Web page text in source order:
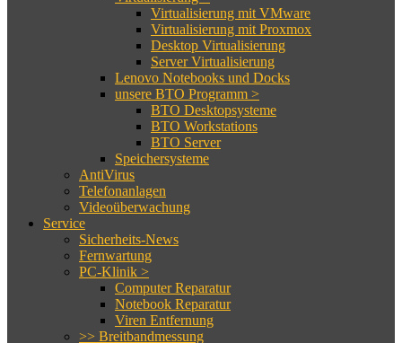
Virtualisierung mit VMware
Virtualisierung mit Proxmox
Desktop Virtualisierung
Server Virtualisierung
Lenovo Notebooks und Docks
unsere BTO Programm >
BTO Desktopsysteme
BTO Workstations
BTO Server
Speichersysteme
AntiVirus
Telefonanlagen
Videoüberwachung
Service
Sicherheits-News
Fernwartung
PC-Klinik >
Computer Reparatur
Notebook Reparatur
Viren Entfernung
>> Breitbandmessung